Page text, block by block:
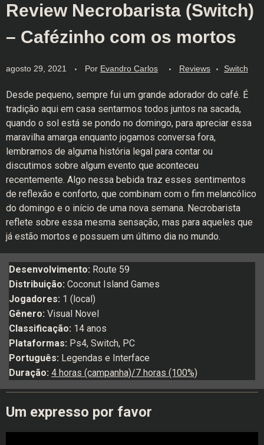
Review Necrobarista (Switch)
– Cafézinho com os mortos
agosto 29, 2021 Por Evandro Carlos Reviews Switch
Desde pequeno, sempre fui um grande adorador do café. É
tradição aqui em casa sentarmos todos juntos na sacada,
quando o sol está se pondo no domingo, para apreciar essa
maravilha amarga enquanto jogamos conversa fora,
lembramos de alguma história legal para contar ou
discutimos sobre algum evento que aconteceu
recentemente. Algo nessa bebida traz esses sentimentos
de reflexão e conforto, que combinam com o fim melancólico
do domingo e o início de uma nova semana. Necrobarista
reflete sobre essa mesma sensação, mas para aqueles que
já estão mortos e possuem um último dia no mundo.
Desenvolvimento: Route 59
Distribuição: Coconut Island Games
Jogadores: 1 (local)
Gênero: Visual Novel
Classificação: 14 anos
Plataformas: Ps4, Switch, PC
Português: Legendas e Interface
Duração: 4 horas (campanha)/7 horas (100%)
Um expresso por favor